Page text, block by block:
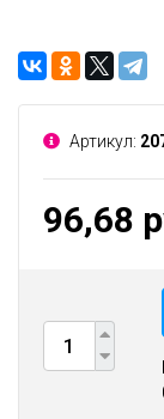
Артикул:
96,68